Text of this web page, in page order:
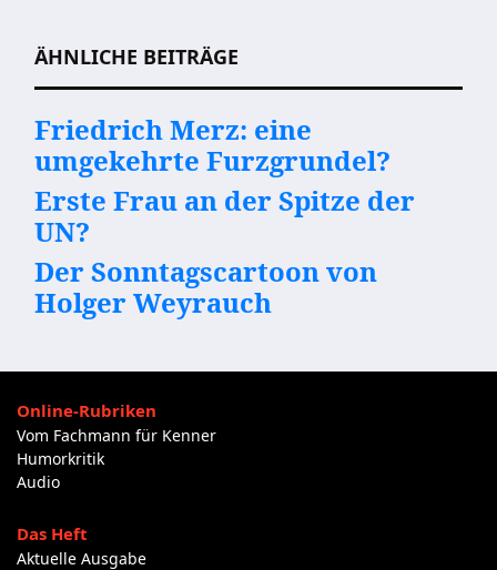
ÄHNLICHE BEITRÄGE
Friedrich Merz: eine
umgekehrte Furzgrundel?
Erste Frau an der Spitze der
UN?
Der Sonntagscartoon von
Holger Weyrauch
Online-Rubriken
Vom Fachmann für Kenner
Humorkritik
Audio
Das Heft
Aktuelle Ausgabe